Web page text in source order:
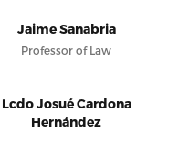
Jaime Sanabria
Professor of Law
Lcdo Josué Cardona
Hernández